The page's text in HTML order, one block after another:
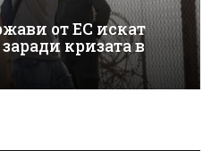
от ЕС искат
кризата в